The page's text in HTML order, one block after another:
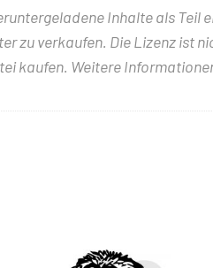
Inhalte als Teil
zu verkaufen. Die Lizenz ist
kaufen. Weitere